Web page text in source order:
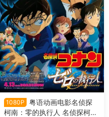
1080P
粤语动画电影名侦探
柯南：零的执行人 名侦探柯南